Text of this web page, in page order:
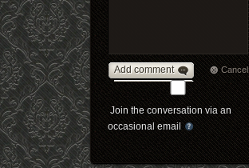
Add comment Cancel
Join the conversation via an
occasional email